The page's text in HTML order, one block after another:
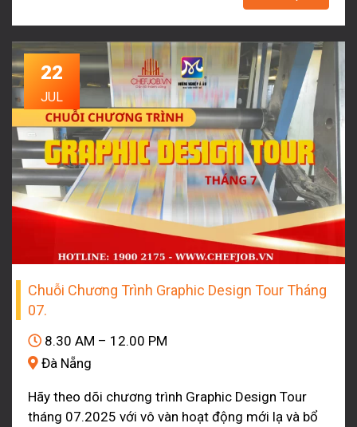
22
JUL
Chuỗi Chương Trình Graphic Design Tour Tháng
07.
8.30 AM – 12.00 PM
Đà Nẵng
Hãy theo dõi chương trình Graphic Design Tour
tháng 07.2025 với vô vàn hoạt động mới lạ và bổ